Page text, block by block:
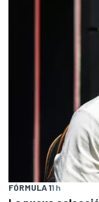
FÓRMULA 11 h